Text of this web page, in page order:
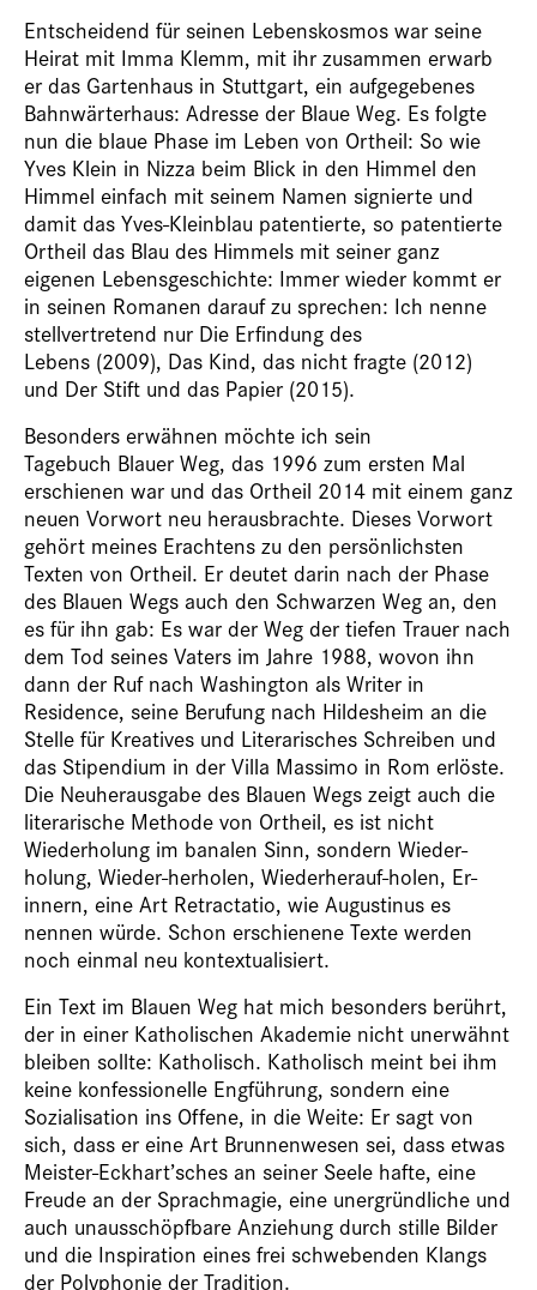
Entscheidend für seinen Lebenskosmos war seine
Heirat mit Imma Klemm, mit ihr zusammen erwarb
er das Gartenhaus in Stuttgart, ein aufgegebenes
Bahnwärterhaus: Adresse der Blaue Weg. Es folgte
nun die blaue Phase im Leben von Ortheil: So wie
Yves Klein in Nizza beim Blick in den Himmel den
Himmel einfach mit seinem Namen signierte und
damit das Yves-Kleinblau patentierte, so patentierte
Ortheil das Blau des Himmels mit seiner ganz
eigenen Lebensgeschichte: Immer wieder kommt er
in seinen Romanen darauf zu sprechen: Ich nenne
stellvertretend nur Die Erfindung des
Lebens (2009), Das Kind, das nicht fragte (2012)
und Der Stift und das Papier (2015).
Besonders erwähnen möchte ich sein
Tagebuch Blauer Weg, das 1996 zum ersten Mal
erschienen war und das Ortheil 2014 mit einem ganz
neuen Vorwort neu herausbrachte. Dieses Vorwort
gehört meines Erachtens zu den persönlichsten
Texten von Ortheil. Er deutet darin nach der Phase
des Blauen Wegs auch den Schwarzen Weg an, den
es für ihn gab: Es war der Weg der tiefen Trauer nach
dem Tod seines Vaters im Jahre 1988, wovon ihn
dann der Ruf nach Washington als Writer in
Residence, seine Berufung nach Hildesheim an die
Stelle für Kreatives und Literarisches Schreiben und
das Stipendium in der Villa Massimo in Rom erlöste.
Die Neuherausgabe des Blauen Wegs zeigt auch die
literarische Methode von Ortheil, es ist nicht
Wiederholung im banalen Sinn, sondern Wieder-
holung, Wieder-herholen, Wiederherauf-holen, Er-
innern, eine Art Retractatio, wie Augustinus es
nennen würde. Schon erschienene Texte werden
noch einmal neu kontextualisiert.
Ein Text im Blauen Weg hat mich besonders berührt,
der in einer Katholischen Akademie nicht unerwähnt
bleiben sollte: Katholisch. Katholisch meint bei ihm
keine ­konfessionelle Engführung, sondern eine
Sozialisation ins Offene, in die Weite: Er sagt von
sich, dass er eine Art Brunnenwesen sei, dass etwas
Meister-Eckhart’sches an seiner Seele hafte, eine
Freude an der Sprachmagie, eine unergründliche und
auch unausschöpfbare Anziehung durch stille Bilder
und die Inspiration eines frei schwebenden Klangs
der Polyphonie der Tradition.